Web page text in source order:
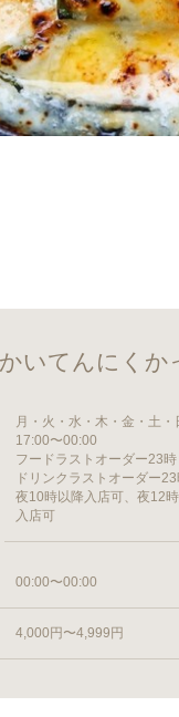
いてんにくか
月・火・水・木・金・土・
17:00〜00:00
フードラストオーダー23時
ドリンクラストオーダー
夜10時以降入店可、夜12
入店可
00:00〜00:00
4,000円〜4,999円